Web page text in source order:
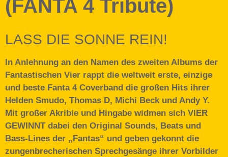
(FANTA 4 Tribute)
LASS DIE SONNE REIN!
In Anlehnung an den Namen des zweiten Albums der
Fantastischen Vier rappt die weltweit erste, einzige
und beste Fanta 4 Coverband die großen Hits ihrer
Helden Smudo, Thomas D, Michi Beck und Andy Y.
Mit großer Akribie und Hingabe widmen sich VIER
GEWINNT dabei den Original Sounds, Beats und
Bass-Lines der „Fantas“ und geben gekonnt die
zungenbrecherischen Sprechgesänge ihrer Vorbilder